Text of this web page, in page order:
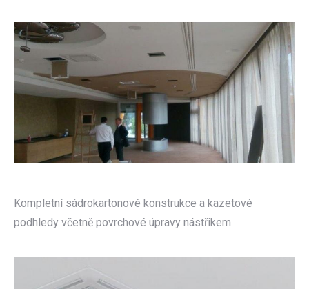
Kompletní sádrokartonové konstrukce a kazetové
podhledy včetně povrchové úpravy nástřikem